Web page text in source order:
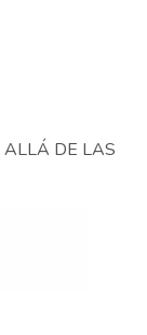
ALLÁ DE LAS